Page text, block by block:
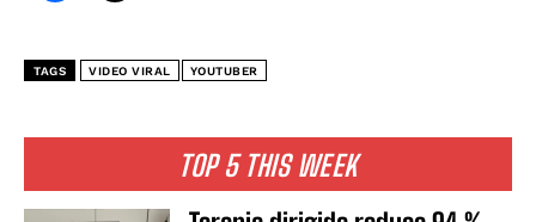
TOP 5 THIS WEEK
TAGS VIDEO VIRAL YOUTUBER